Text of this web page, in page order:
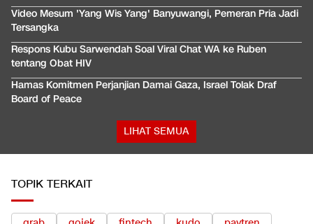
Video Mesum 'Yang Wis Yang' Banyuwangi, Pemeran Pria Jadi
Tersangka
Respons Kubu Sarwendah Soal Viral Chat WA ke Ruben
tentang Obat HIV
Hamas Komitmen Perjanjian Damai Gaza, Israel Tolak Draf
Board of Peace
LIHAT SEMUA
TOPIK TERKAIT